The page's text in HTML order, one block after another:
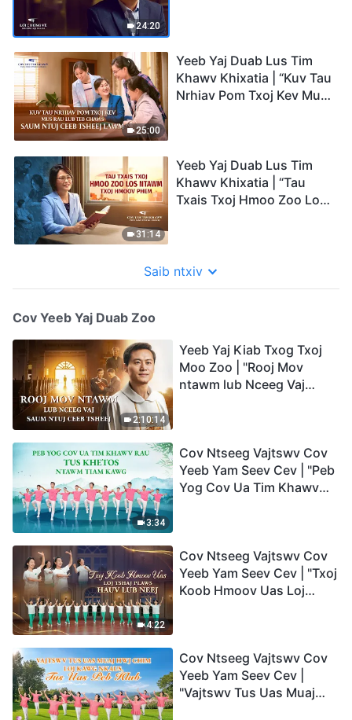
24:20
25:00
Yeeb Yaj Duab Lus Tim
Khawv Khixatia | “Kuv Tau
Nrhiav Pom Txoj Kev Mus
31:14
Yeeb Yaj Duab Lus Tim
Khawv Khixatia | “Tau
Txais Txoj Hmoo Zoo Los
Saib ntxiv
Cov Yeeb Yaj Duab Zoo
2:10:14
Yeeb Yaj Kiab Txog Txoj
Moo Zoo | "Rooj Mov
ntawm lub Nceeg Vaj
3:34
Cov Ntseeg Vajtswv Cov
Yeeb Yam Seev Cev | "Peb
Yog Cov Ua Tim Khawv
4:22
Cov Ntseeg Vajtswv Cov
Yeeb Yam Seev Cev | "Txoj
Koob Hmoov Uas Loj
Cov Ntseeg Vajtswv Cov
Yeeb Yam Seev Cev |
"Vajtswv Tus Uas Muaj